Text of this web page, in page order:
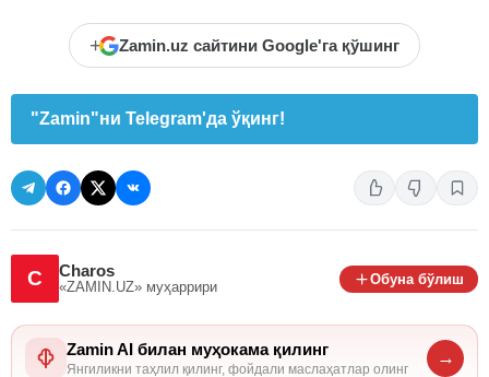
+ Zamin.uz сайтини Google'га қўшинг
"Zamin"ни Telegram'да ўқинг!
C Charos
«ZAMIN.UZ» муҳаррири
Обуна бўлиш
Zamin AI билан муҳокама қилинг
Янгиликни таҳлил қилинг, фойдали маслаҳатлар олинг
→